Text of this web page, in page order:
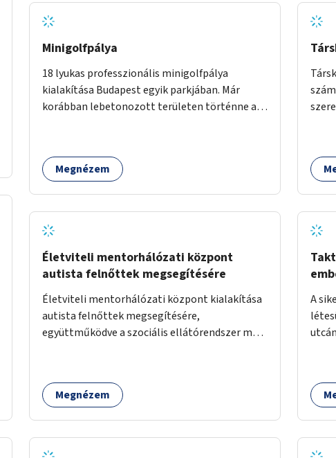
Minigolfpálya
18 lyukas professzionális minigolfpálya
kialakítása Budapest egyik parkjában. Már
korábban lebetonozott területen történne a
Megnézem
Életviteli mentorhálózati központ
autista felnőttek megsegítésére
Életviteli mentorhálózati központ kialakítása
autista felnőttek megsegítésére,
együttműködve a szociális ellátórendszer más
Megnézem
A